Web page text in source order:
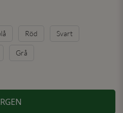
Röd Svart
Grå